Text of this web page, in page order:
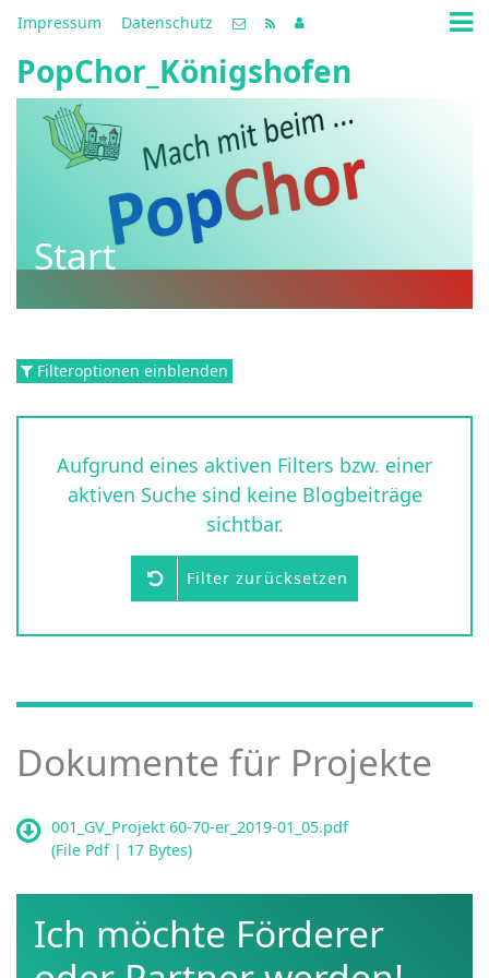
Impressum Datenschutz
PopChor_Königshofen
Start
Filteroptionen einblenden
Aufgrund eines aktiven Filters bzw. einer
aktiven Suche sind keine Blogbeiträge
sichtbar.
Filter zurücksetzen
Dokumente für Projekte
001_GV_Projekt 60-70-er_2019-01_05.pdf
(File Pdf| 17 Bytes)
Ich möchte Förderer